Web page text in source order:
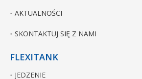
AKTUALNOŚCI
SKONTAKTUJ SIĘ Z NAMI
FLEXITANK
JEDZENIE